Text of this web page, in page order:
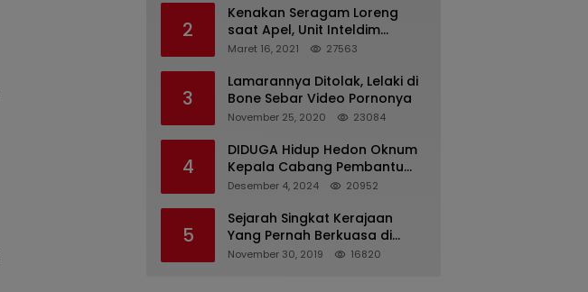
2
Kenakan Seragam Loreng
saat Apel, Unit Inteldim
1426/Takalar Datangi
Maret 16, 2021 27563
3
Lamarannya Ditolak, Lelaki di
Bone Sebar Video Pornonya
November 25, 2020 23084
4
DIDUGA Hidup Hedon Oknum
Kepala Cabang Pembantu
Bank syariah Indonesia Unit
Tipu Nasabah Prioritasnya
Hingga Milyaran Rupiah dan
Bilyet Giro Tidak Terdaftar,
Desember 4, 2024 20952
5
Sejarah Singkat Kerajaan
Yang Pernah Berkuasa di
Sinjai
November 30, 2019 16820